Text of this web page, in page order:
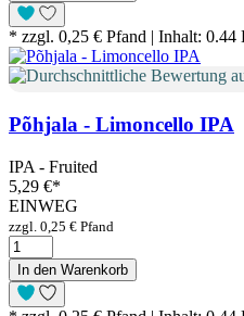
* zzgl. 0,25 € Pfand | Inhalt:
Põhjala - Limoncello IPA
IPA - Fruited
5,29 €*
EINWEG
zzgl. 0,25 € Pfand
In den Warenkorb